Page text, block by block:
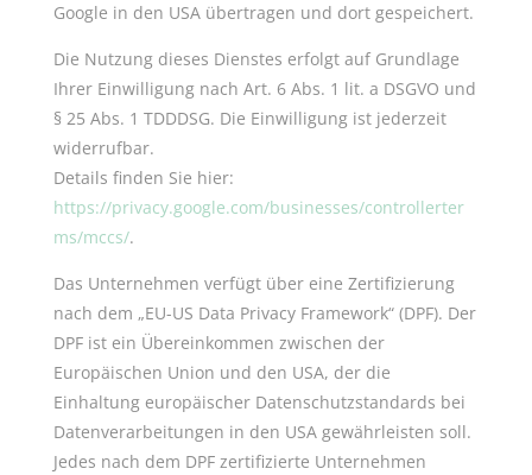
Google in den USA übertragen und dort gespeichert.
Die Nutzung dieses Dienstes erfolgt auf Grundlage
Ihrer Einwilligung nach Art. 6 Abs. 1 lit. a DSGVO und
§ 25 Abs. 1 TDDDSG. Die Einwilligung ist jederzeit
widerrufbar.
Details finden Sie hier:
https://privacy.google.com/businesses/controllerter
ms/mccs/.
Das Unternehmen verfügt über eine Zertifizierung
nach dem „EU-US Data Privacy Framework“ (DPF). Der
DPF ist ein Übereinkommen zwischen der
Europäischen Union und den USA, der die
Einhaltung europäischer Datenschutzstandards bei
Datenverarbeitungen in den USA gewährleisten soll.
Jedes nach dem DPF zertifizierte Unternehmen